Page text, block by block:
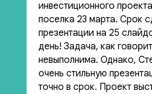
инвестиционного
поселка 23 марта. Срок
презентации на 25
день! Задача, как
невыполнима. Однако,
очень стильную
точно в срок. Проект